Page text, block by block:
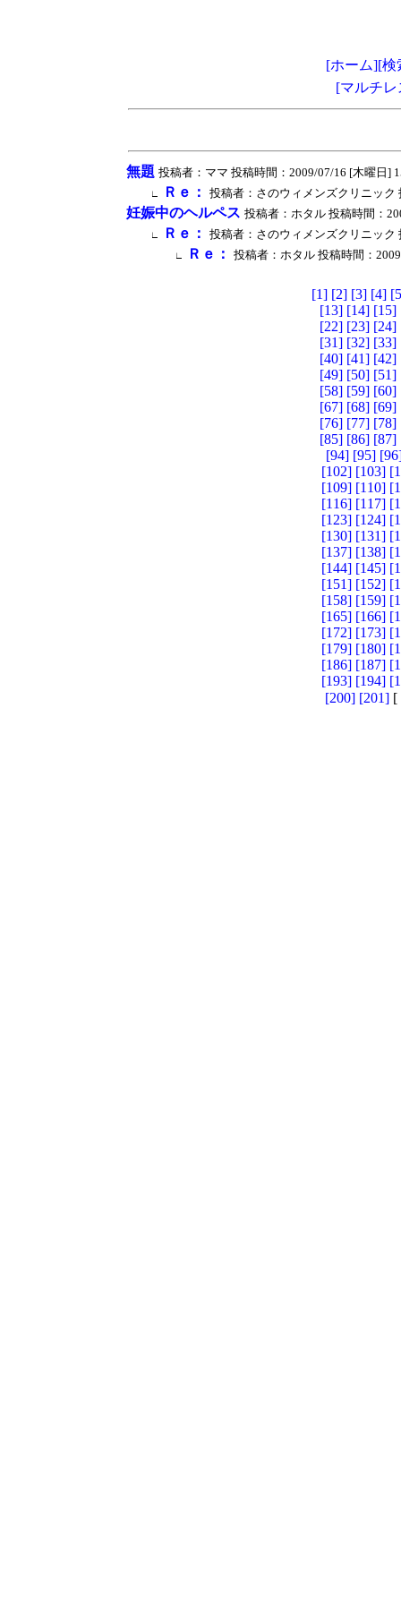
[ホーム][検
[マルチ
無題 投稿者：ママ 投稿時間：2009/07/16 [木曜日]
∟ Ｒｅ： 投稿者：さのウィメンズクリニック
妊娠中のヘルペス 投稿者：ホタル 投稿時間：
∟ Ｒｅ： 投稿者：さのウィメンズクリニック
∟ Ｒｅ： 投稿者：ホタル 投稿時間：
[1] [2] [3] [4]
[13] [14] [15]
[22] [23] [24]
[31] [32] [33]
[40] [41] [42]
[49] [50] [51]
[58] [59] [60]
[67] [68] [69]
[76] [77] [78]
[85] [86] [87]
[94] [95]
[102] [103]
[109] [110]
[116] [117]
[123] [124]
[130] [131]
[137] [138]
[144] [145]
[151] [152]
[158] [159]
[165] [166]
[172] [173]
[179] [180]
[186] [187]
[193] [194]
[200] [201] [